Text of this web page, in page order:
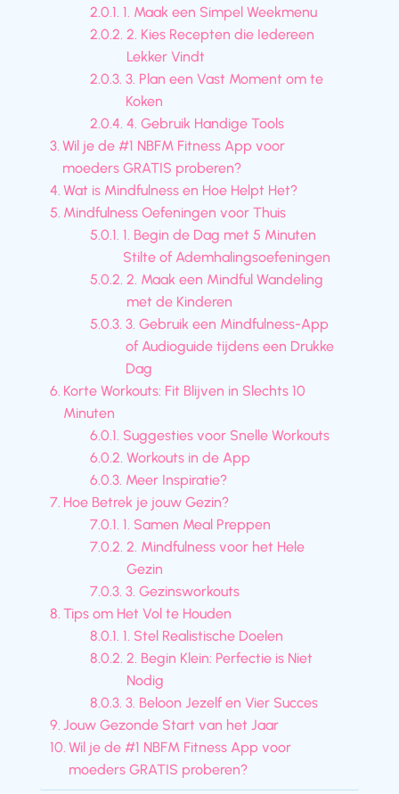
1. Maak een Simpel Weekmenu
2. Kies Recepten die Iedereen
Lekker Vindt
3. Plan een Vast Moment om te
Koken
4. Gebruik Handige Tools
Wil je de #1 NBFM Fitness App voor
moeders GRATIS proberen?
Wat is Mindfulness en Hoe Helpt Het?
Mindfulness Oefeningen voor Thuis
1. Begin de Dag met 5 Minuten
Stilte of Ademhalingsoefeningen
2. Maak een Mindful Wandeling
met de Kinderen
3. Gebruik een Mindfulness-App
of Audioguide tijdens een Drukke
Dag
Korte Workouts: Fit Blijven in Slechts 10
Minuten
Suggesties voor Snelle Workouts
Workouts in de App
Meer Inspiratie?
Hoe Betrek je jouw Gezin?
1. Samen Meal Preppen
2. Mindfulness voor het Hele
Gezin
3. Gezinsworkouts
Tips om Het Vol te Houden
1. Stel Realistische Doelen
2. Begin Klein: Perfectie is Niet
Nodig
3. Beloon Jezelf en Vier Succes
Jouw Gezonde Start van het Jaar
Wil je de #1 NBFM Fitness App voor
moeders GRATIS proberen?